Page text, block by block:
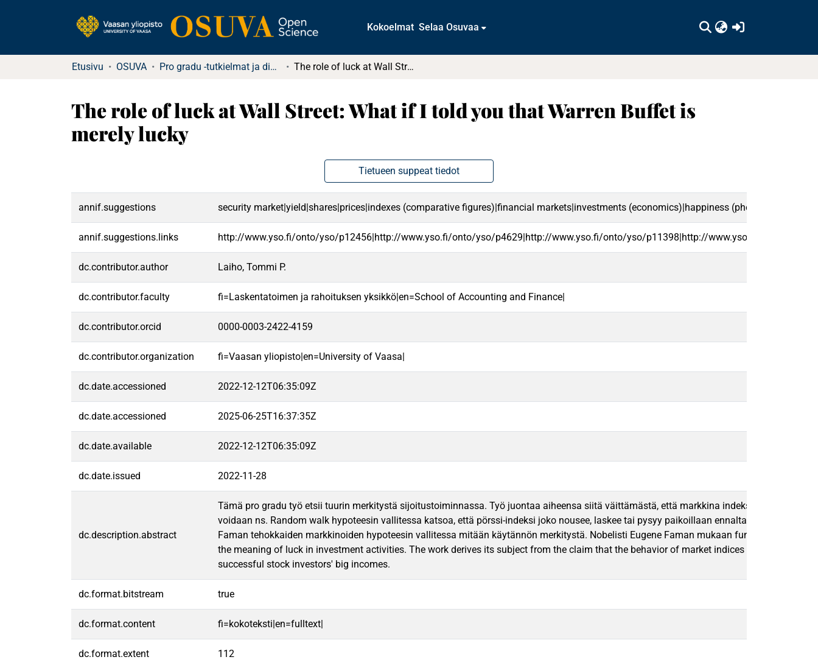
Kokoelmat Selaa Osuvaa
Etusivu OSUVA Pro gradu -tutkielmat ja diplomityöt The role of luck at Wall Street: What if I told you that Warren Buffet is merely lucky
The role of luck at Wall Street: What if I told you that Warren Buffet is
merely lucky
Tietueen suppeat tiedot
annif.suggestions security market|yield|shares|prices|indexes (comparative figures)|financial markets|investments (economics)|happiness
annif.suggestions.links http://www.yso.fi/onto/yso/p12456|http://www.yso.fi/onto/yso/p4629|http://www.yso.fi/onto/yso/p11398|http://www.yso.fi/onto/
dc.contributor.author Laiho, Tommi P.
dc.contributor.faculty fi=Laskentatoimen ja rahoituksen yksikkö|en=School of Accounting and Finance|
dc.contributor.orcid 0000-0003-2422-4159
dc.contributor.organization fi=Vaasan yliopisto|en=University of Vaasa|
dc.date.accessioned 2022-12-12T06:35:09Z
dc.date.accessioned 2025-06-25T16:37:35Z
dc.date.available 2022-12-12T06:35:09Z
dc.date.issued 2022-11-28
dc.description.abstract
Tämä pro gradu työ etsii tuurin merkitystä sijoitustoiminnassa. Työ juontaa aiheensa siitä väittämästä, että markkina indeksien
voidaan ns. Random walk hypoteesin vallitessa katsoa, että pörssi-indeksi joko nousee, laskee tai pysyy paikoillaan ennalta
Faman tehokkaiden markkinoiden hypoteesin vallitessa mitään käytännön merkitystä. Nobelisti Eugene Faman mukaan
the meaning of luck in investment activities. The work derives its subject from the claim that the behavior of market indices can be
successful stock investors' big incomes.
dc.format.bitstream true
dc.format.content fi=kokoteksti|en=fulltext|
dc.format.extent 112